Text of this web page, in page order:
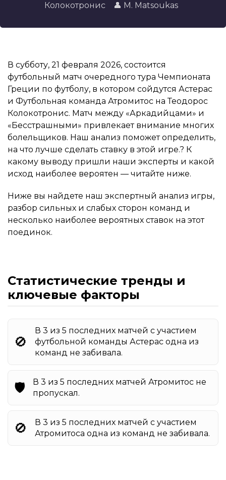
Колокотронис
👤 M. Matsoukas
В субботу, 21 февраля 2026, состоится
футбольный матч очередного тура Чемпионата
Греции по футболу, в котором сойдутся Астерас
и Футбольная команда Атромитос на Теодорос
Колокотронис. Матч между «Аркадийцами» и
«Бесстрашными» привлекает внимание многих
болельщиков. Наш анализ поможет определить,
на что лучше сделать ставку в этой игре.? К
какому выводу пришли наши эксперты и какой
исход наиболее вероятен — читайте ниже.
Ниже вы найдете наш экспертный анализ игры,
разбор сильных и слабых сторон команд и
несколько наиболее вероятных ставок на этот
поединок.
Статистические тренды и
ключевые факторы
🚫
В 3 из 5 последних матчей с участием
футбольной команды Астерас одна из
команд не забивала.
🛡️
В 3 из 5 последних матчей Атромитос не
пропускал.
🚫
В 3 из 5 последних матчей с участием
Атромитоса одна из команд не забивала.